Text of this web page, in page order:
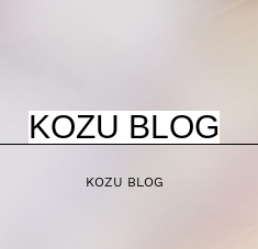
KOZU BLOG
KOZU BLOG